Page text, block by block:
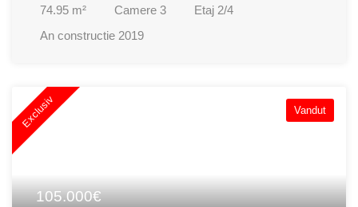
74.95 m² Camere 3 Etaj 2/4
An constructie 2019
Exclusiv Vandut
105.000€